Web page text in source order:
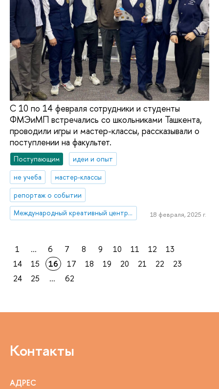
С 10 по 14 февраля сотрудники и студенты
ФМЭиМП встречались со школьниками Ташкента,
проводили игры и мастер-классы, рассказывали о
поступлении на факультет.
Поступающим
идеи и опыт
не учеба
мастер-классы
репортаж о событии
Международный креативный центр «Абитуриент. Студент. Выпускник»
18 февраля, 2025 г.
1 ... 6 7 8 9 10 11 12
13
14
15 16 17 18 19 20 21 22
23
24
25 ... 62
Контакты
АДРЕС